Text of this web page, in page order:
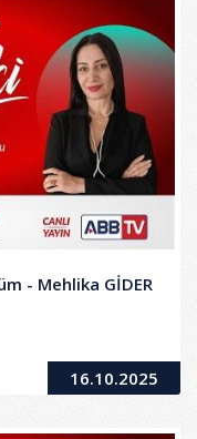
- Mehlika GİDER
16.10.2025